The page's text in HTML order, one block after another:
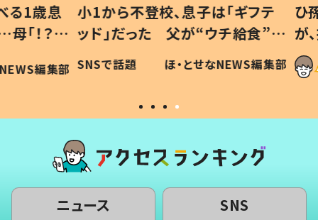
歳息
？」
編集部
小1から不登校、息子は「ギフテ
ッド」だった 父が“ウチ給食”を
作り続ける理由とは #令和の親
#令和の子
SNSで話題 ほ・とせなNEWS編集部
ひ孫
が、
「涙
い」
ニュース SNS